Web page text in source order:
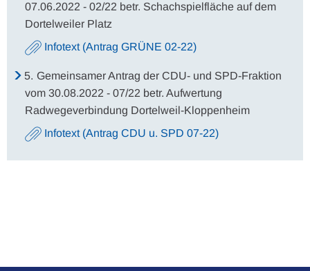
07.06.2022 - 02/22 betr. Schachspielfläche auf dem
Dortelweiler Platz
Infotext (Antrag GRÜNE 02-22)
5. Gemeinsamer Antrag der CDU- und SPD-Fraktion
vom 30.08.2022 - 07/22 betr. Aufwertung
Radwegeverbindung Dortelweil-Kloppenheim
Infotext (Antrag CDU u. SPD 07-22)